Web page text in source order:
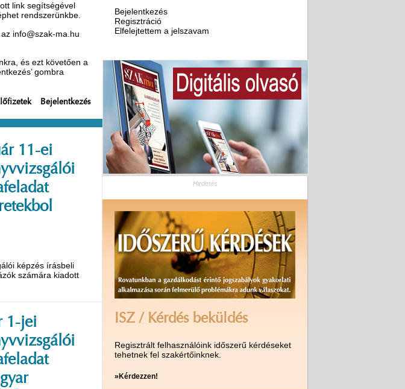
link segítségével
rendszerünkbe.
info@szak-ma.hu
és ezt követően a
gombra
Bejelentkezés
11-ei
képzés írásbeli
számára kiadott
1-jei
Bejelentkezés
Regisztráció
Elfelejtettem a jelszavam
Hirdetés
ISZ / Kérdés beküldés
Regisztrált felhasználóink időszerű kérdéseket
tehetnek fel szakértőinknek.
»Kérdezzen!